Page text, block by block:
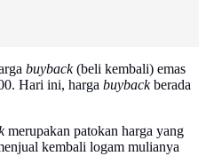
buyback(beli kembali) emas
Hari ini, harga buybackberada
merupakan patokan harga yang
kembali logam mulianya